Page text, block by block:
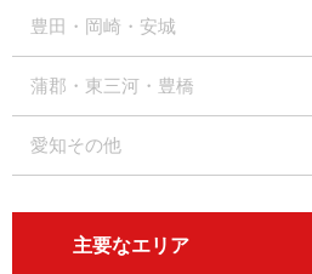
豊田・岡崎・安城
蒲郡・東三河・豊橋
愛知その他
主要なエリア